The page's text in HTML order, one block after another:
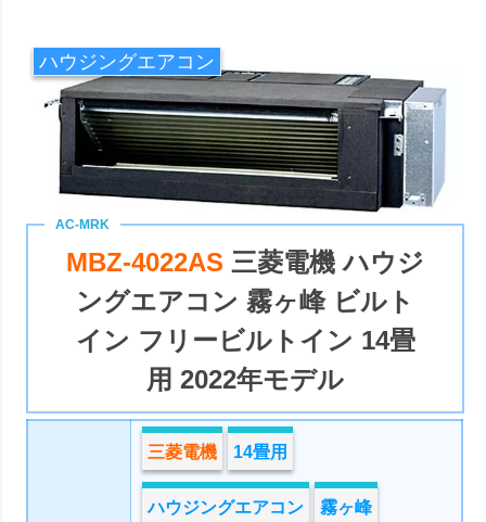
ハウジングエアコン
MBZ-4022AS三菱電機 ハウジ
ングエアコン 霧ヶ峰 ビルト
イン フリービルトイン 14畳
用 2022年モデル
三菱電機 14畳用
ハウジングエアコン 霧ヶ峰